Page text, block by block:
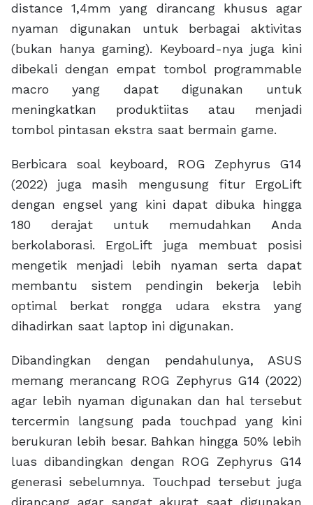
distance 1,4mm yang dirancang khusus agar
nyaman digunakan untuk berbagai aktivitas
(bukan hanya gaming). Keyboard-nya juga kini
dibekali dengan empat tombol programmable
macro yang dapat digunakan untuk
meningkatkan produktiitas atau menjadi
tombol pintasan ekstra saat bermain game.
Berbicara soal keyboard, ROG Zephyrus G14
(2022) juga masih mengusung fitur ErgoLift
dengan engsel yang kini dapat dibuka hingga
180 derajat untuk memudahkan Anda
berkolaborasi. ErgoLift juga membuat posisi
mengetik menjadi lebih nyaman serta dapat
membantu sistem pendingin bekerja lebih
optimal berkat rongga udara ekstra yang
dihadirkan saat laptop ini digunakan.
Dibandingkan dengan pendahulunya, ASUS
memang merancang ROG Zephyrus G14 (2022)
agar lebih nyaman digunakan dan hal tersebut
tercermin langsung pada touchpad yang kini
berukuran lebih besar. Bahkan hingga 50% lebih
luas dibandingkan dengan ROG Zephyrus G14
generasi sebelumnya. Touchpad tersebut juga